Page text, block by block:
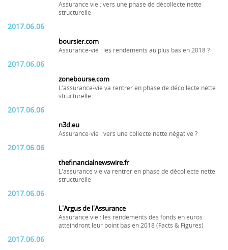
Assurance vie : vers une phase de décollecte nette
structurelle
2017.06.06
boursier.com
Assurance-vie : les rendements au plus bas en 2018 ?
2017.06.06
zonebourse.com
L'assurance-vie va rentrer en phase de décollecte nette
structurelle
2017.06.06
n3d.eu
Assurance-vie : vers une collecte nette négative ?
2017.06.06
thefinancialnewswire.fr
L'assurance vie va rentrer en phase de décollecte nette
structurelle
2017.06.06
L'Argus de l'Assurance
Assurance vie : les rendements des fonds en euros
atteindront leur point bas en 2018 (Facts & Figures)
2017.06.06